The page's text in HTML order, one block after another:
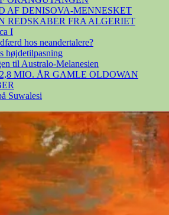
AF DENISOVA-MENNESKET
REDSKABER FRA ALGERIET
I
hos neandertalere?
højdetilpasning
til Australo-Melanesien
MIO. ÅR GAMLE OLDOWAN
Suwalesi